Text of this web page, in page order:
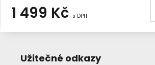
1 499 Kč s DPH
Užitečné odkazy